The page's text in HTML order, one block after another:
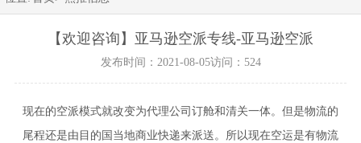
【欢迎咨询】亚马逊空派专线-亚马逊空派
发布时间：2021-08-05访问：524
现在的空派模式就改变为代理公司订舱和清关一体。但是物流的
尾程还是由目的国当地商业快递来派送。所以现在空运是有物流